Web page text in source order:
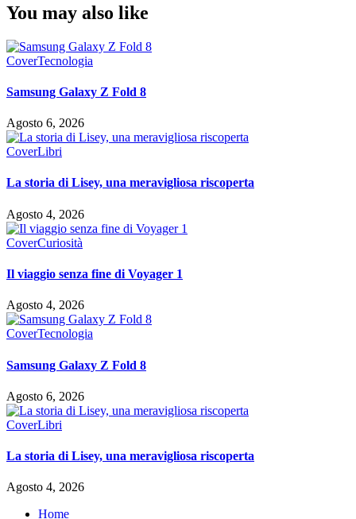
You may also like
CoverTecnologia
Samsung Galaxy Z Fold 8
Agosto 6, 2026
CoverLibri
La storia di Lisey, una meravigliosa riscoperta
Agosto 4, 2026
CoverCuriosità
Il viaggio senza fine di Voyager 1
Agosto 4, 2026
CoverTecnologia
Samsung Galaxy Z Fold 8
Agosto 6, 2026
CoverLibri
La storia di Lisey, una meravigliosa riscoperta
Agosto 4, 2026
Home